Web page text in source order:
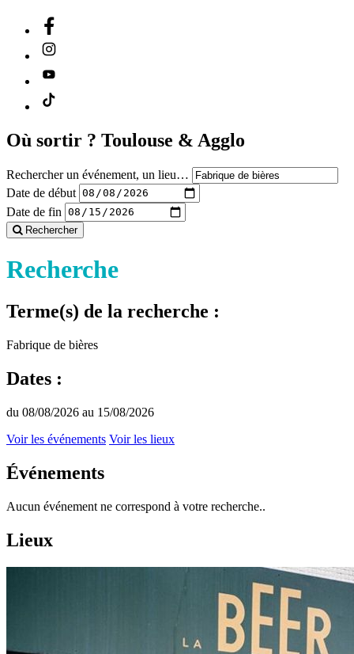
Où sortir ? Toulouse & Agglo
Rechercher un événement, un lieu…
Date de début
Date de fin
Rechercher
Recherche
Terme(s) de la recherche :
Fabrique de bières
Dates :
du 08/08/2026 au 15/08/2026
Voir les événements Voir les lieux
Événements
Aucun événement ne correspond à votre recherche..
Lieux